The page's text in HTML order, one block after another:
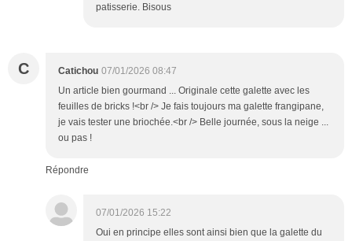
patisserie. Bisous
C Catichou 07/01/2026 08:47
Un article bien gourmand ... Originale cette galette avec les
feuilles de bricks !<br /> Je fais toujours ma galette frangipane,
je vais tester une briochée.<br /> Belle journée, sous la neige ...
ou pas !
Répondre
07/01/2026 15:22
Oui en principe elles sont ainsi bien que la galette du